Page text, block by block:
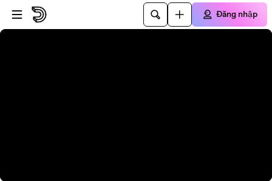
Đi đến trình phát
Đi đến nội dung chính
Đăng nhập